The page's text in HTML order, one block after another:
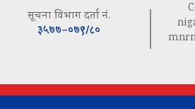
सूचना विभाग दर्ता नं.
३५७७–०७९/८०